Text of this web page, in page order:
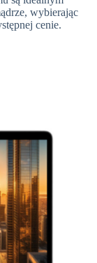
wybierając
cenie.